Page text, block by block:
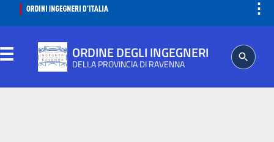
⋮
ORDINE DEGLI INGEGNERI
DELLA PROVINCIA DI RAVENNA